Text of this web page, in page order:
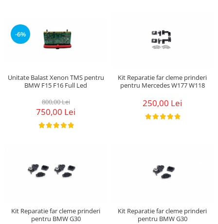
-6%
Unitate Balast Xenon TMS pentru
BMW F15 F16 Full Led
800,00 Lei
750,00 Lei
Kit Reparatie far cleme prinderi
pentru Mercedes W177 W118
250,00 Lei
Kit Reparatie far cleme prinderi
pentru BMW G30
Kit Reparatie far cleme prinderi
pentru BMW G30